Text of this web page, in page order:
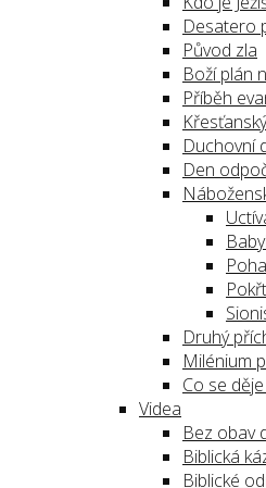
Desatero
Původ zla
Boží plán
Příběh
Duchovní
Den
Druhý
Milénium
Co se
Videa
Bez obav
Biblická
Biblické